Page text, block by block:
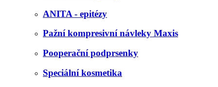
ANITA - epitézy
Pažní kompresivní návleky Maxis
Pooperační podprsenky
Speciální kosmetika